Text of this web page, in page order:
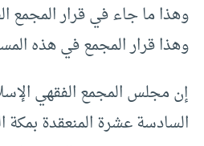
وهذا ما جاء في قرار المجمع
وهذا قرار المجمع في هذه
إن مجلس المجمع الفقهي
السادسة عشرة المنعقدة بمكة